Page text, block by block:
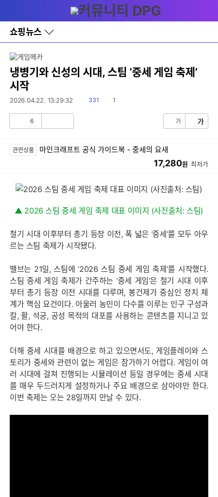
와
홈
쇼핑뉴스
바
로
레
이
토
냉병기와 신성의 시대, 스팀 ‘중세 게임 축제’
시작
2026.04.22. 13:29:32
읽
331
댓1
6 가 가
관련상품 마인크래프트 공식 가이드북 - 중세의 요새
17,280원 최저가
▲ 2026 스팀 중세 게임 축제 대표 이미지 (사진출처: 스팀)
철기 시대 이후부터 총기 등장 이전, 폭 넓은 ‘중세’를 모두 아우
르는 스팀 축제가 시작됐다.
밸브는 21일, 스팀에 ’2026 스팀 중세 게임 축제’를 시작했다.
스팀 중세 게임 축제가 간주하는 ‘중세 게임’은 철기 시대 이후
부터 총기 등장 이전 시대를 다루며, 봉건제가 중심인 정치 체
계가 핵심 요건이다. 아울러 농민이 다수를 이루는 인구 구성과
칼, 활, 석궁, 공성 목적의 대포를 사용하는 콘텐츠를 지니고 있
어야 한다.
더해 중세 시대를 배경으로 하고 있으면서도, 게임플레이와 스
토리가 중세와 관련이 없는 게임은 참가하기 어렵다. 게임이 여
러 시대에 걸쳐 진행되는 시뮬레이션 등일 경우에는 중세 시대
를 매우 두드러지게 설정하거나 주요 배경으로 삼아야만 한다.
이번 축제는 오는 28일까지 만날 수 있다.